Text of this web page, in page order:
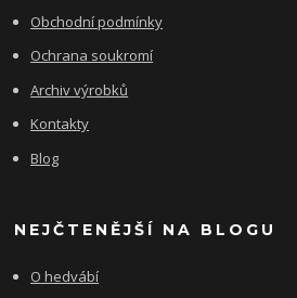
Obchodní podmínky
Ochrana soukromí
Archiv výrobků
Kontakty
Blog
NEJČTENĚJŠÍ NA BLOGU
O hedvábí